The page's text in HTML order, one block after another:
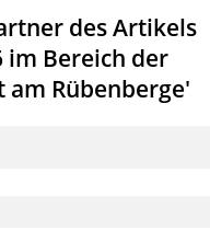
des Artikels
im Bereich der
Rübenberge'